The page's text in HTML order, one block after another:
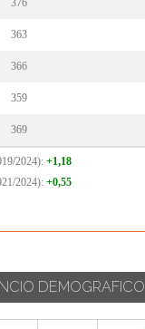
376
363
366
359
369
2024): +1,18
2024): +0,55
DEMOGRAFICO